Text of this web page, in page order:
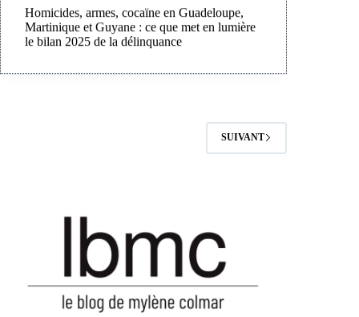
Homicides, armes, cocaïne en Guadeloupe,
Martinique et Guyane : ce que met en lumière
le bilan 2025 de la délinquance
SUIVANT